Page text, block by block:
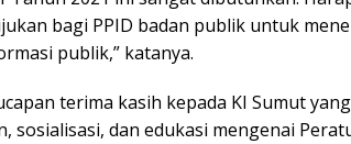
bagi PPID badan publik untuk
publik,” katanya.
terima kasih kepada KI Sumut
sosialisasi, dan edukasi mengenai